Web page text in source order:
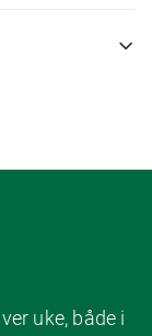
uke, både i